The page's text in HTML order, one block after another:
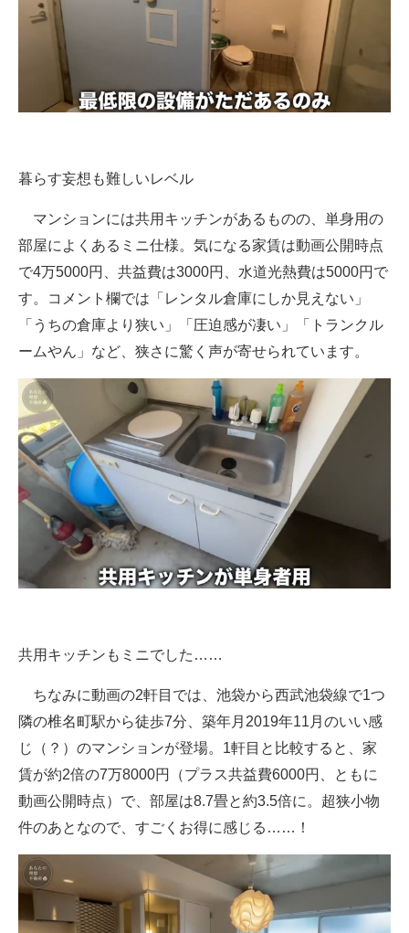
暮らす妄想も難しいレベル
マンションには共用キッチンがあるものの、単身用の
部屋によくあるミニ仕様。気になる家賃は動画公開時点
で4万5000円、共益費は3000円、水道光熱費は5000円で
す。コメント欄では「レンタル倉庫にしか見えない」
「うちの倉庫より狭い」「圧迫感が凄い」「トランクル
ームやん」など、狭さに驚く声が寄せられています。
共用キッチンもミニでした……
ちなみに動画の2軒目では、池袋から西武池袋線で1つ
隣の椎名町駅から徒歩7分、築年月2019年11月のいい感
じ（？）のマンションが登場。1軒目と比較すると、家
賃が約2倍の7万8000円（プラス共益費6000円、ともに
動画公開時点）で、部屋は8.7畳と約3.5倍に。超狭小物
件のあとなので、すごくお得に感じる……！